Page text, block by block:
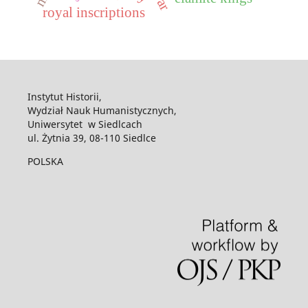
royal inscriptions
Instytut Historii,
Wydział Nauk Humanistycznych,
Uniwersytet w Siedlcach
ul. Żytnia 39, 08-110 Siedlce
POLSKA